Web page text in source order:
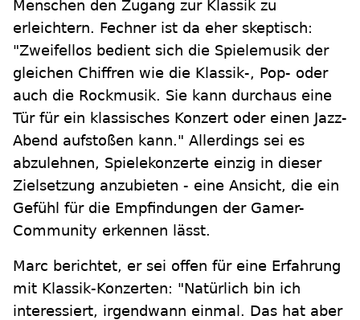
Menschen den Zugang zur Klassik zu
erleichtern. Fechner ist da eher skeptisch:
"Zweifellos bedient sich die Spielemusik der
gleichen Chiffren wie die Klassik-, Pop- oder
auch die Rockmusik. Sie kann durchaus eine
Tür für ein klassisches Konzert oder einen Jazz-
Abend aufstoßen kann." Allerdings sei es
abzulehnen, Spielekonzerte einzig in dieser
Zielsetzung anzubieten - eine Ansicht, die ein
Gefühl für die Empfindungen der Gamer-
Community erkennen lässt.
Marc berichtet, er sei offen für eine Erfahrung
mit Klassik-Konzerten: "Natürlich bin ich
interessiert, irgendwann einmal. Das hat aber